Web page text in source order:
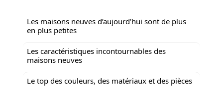
Les maisons neuves d’aujourd’hui sont de plus
en plus petites
Les caractéristiques incontournables des
maisons neuves
Le top des couleurs, des matériaux et des pièces